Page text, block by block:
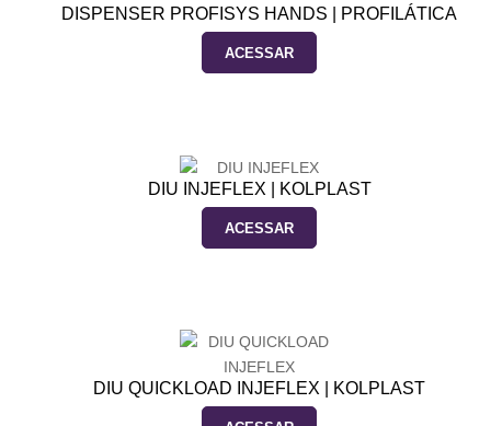
DISPENSER PROFISYS HANDS | PROFILÁTICA
ACESSAR
DIU INJEFLEX | KOLPLAST
ACESSAR
DIU QUICKLOAD INJEFLEX | KOLPLAST